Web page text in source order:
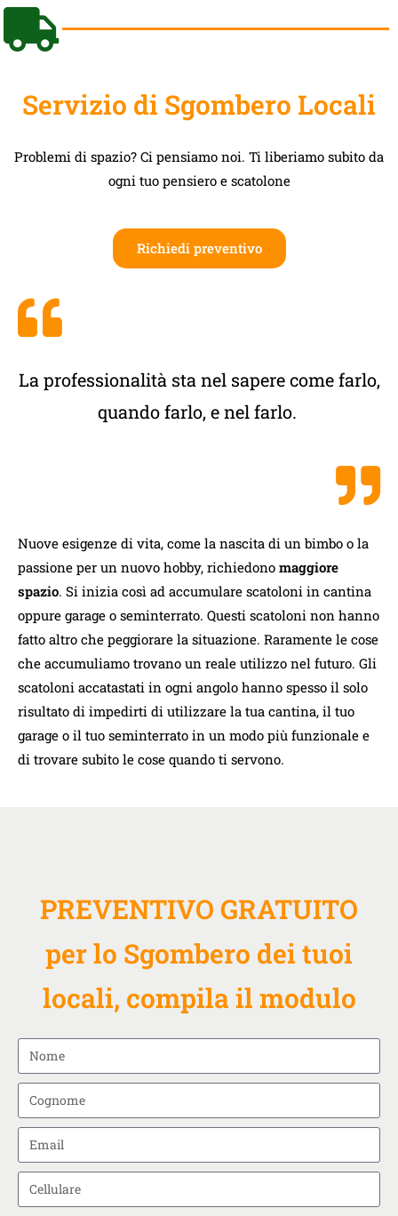
Servizio di Sgombero Locali
Problemi di spazio? Ci pensiamo noi. Ti liberiamo subito da
ogni tuo pensiero e scatolone
Richiedi preventivo
La professionalità sta nel sapere come farlo,
quando farlo, e nel farlo.
Nuove esigenze di vita, come la nascita di un bimbo o la
passione per un nuovo hobby, richiedono maggiore
spazio. Si inizia così ad accumulare scatoloni in cantina
oppure garage o seminterrato. Questi scatoloni non hanno
fatto altro che peggiorare la situazione. Raramente le cose
che accumuliamo trovano un reale utilizzo nel futuro. Gli
scatoloni accatastati in ogni angolo hanno spesso il solo
risultato di impedirti di utilizzare la tua cantina, il tuo
garage o il tuo seminterrato in un modo più funzionale e
di trovare subito le cose quando ti servono.
PREVENTIVO GRATUITO
per lo Sgombero dei tuoi
locali, compila il modulo